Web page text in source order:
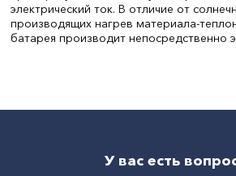
электрический ток. В отличие от
производящих нагрев материала-
батарея производит непосредственно
У вас есть